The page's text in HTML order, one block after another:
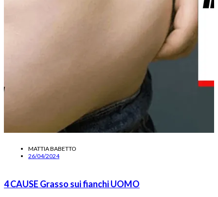
MATTIA BABETTO
26/04/2024
4 CAUSE Grasso sui fianchi UOMO